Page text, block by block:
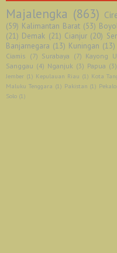
Majalengka (863)
(59) Kalimantan Barat (53)
(21) Demak (21) Cianjur (20)
Banjarnegara (13) Kuningan (13)
Ciamis (7) Surabaya (7) Kayong
Sanggau (4) Nganjuk (3) Papua (3)
Jember (1) Kepulauan Riau (1) Kota
Maluku Tenggara (1) Pakistan (1)
Solo (1)